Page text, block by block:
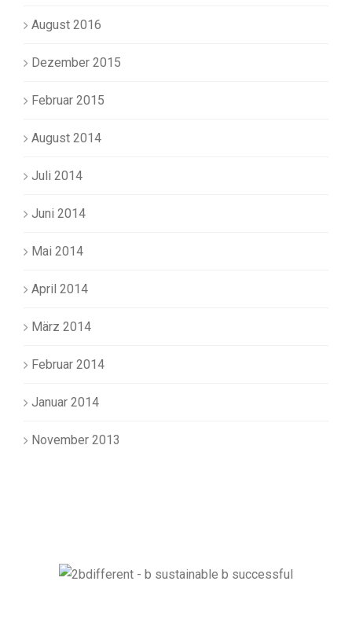
August 2016
Dezember 2015
Februar 2015
August 2014
Juli 2014
Juni 2014
Mai 2014
April 2014
März 2014
Februar 2014
Januar 2014
November 2013